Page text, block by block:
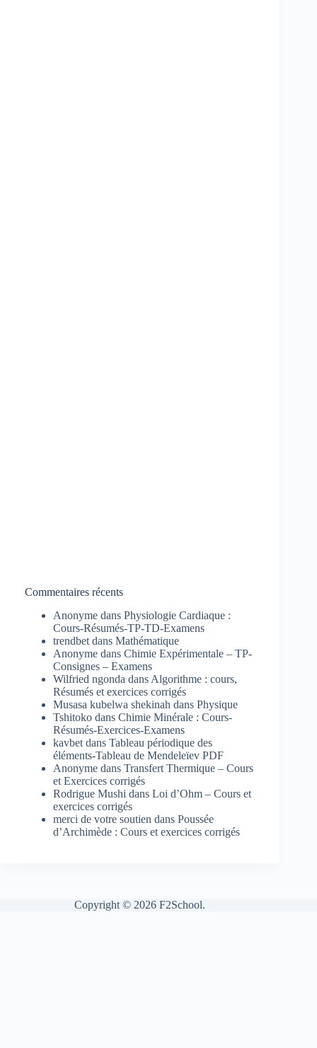
Commentaires récents
Anonyme dans Physiologie Cardiaque :
Cours-Résumés-TP-TD-Examens
trendbet dans Mathématique
Anonyme dans Chimie Expérimentale – TP-
Consignes – Examens
Wilfried ngonda dans Algorithme : cours,
Résumés et exercices corrigés
Musasa kubelwa shekinah dans Physique
Tshitoko dans Chimie Minérale : Cours-
Résumés-Exercices-Examens
kavbet dans Tableau périodique des
éléments-Tableau de Mendeleïev PDF
Anonyme dans Transfert Thermique – Cours
et Exercices corrigés
Rodrigue Mushi dans Loi d’Ohm – Cours et
exercices corrigés
merci de votre soutien dans Poussée
d’Archimède : Cours et exercices corrigés
Copyright © 2026 F2School.